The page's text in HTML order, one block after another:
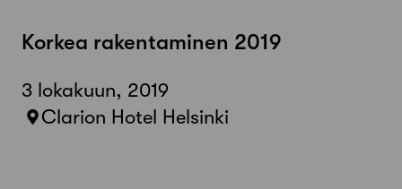
Korkea rakentaminen 2019
3 lokakuun, 2019
Clarion Hotel Helsinki